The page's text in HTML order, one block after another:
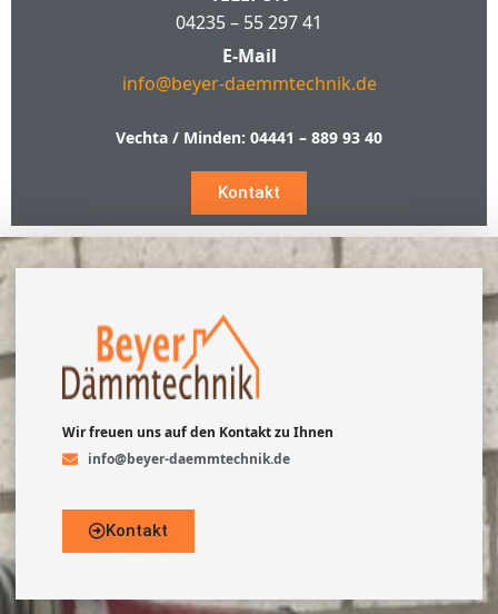
04235 – 55 297 41
E-Mail
info@beyer-daemmtechnik.de
Vechta / Minden: 04441 – 889 93 40
Kontakt
Wir freuen uns auf den Kontakt zu Ihnen
info@beyer-daemmtechnik.de
Kontakt